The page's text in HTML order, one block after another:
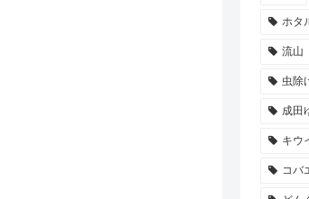
ホタ
流山
虫除
成田
キウ
コバ